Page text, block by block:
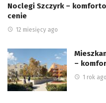
Noclegi Szczyrk –
cenie
12 miesięcy ago
–
1 rok ago